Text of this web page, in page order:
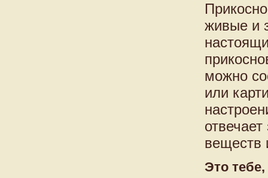
живые и
можно
или
веществ
Это